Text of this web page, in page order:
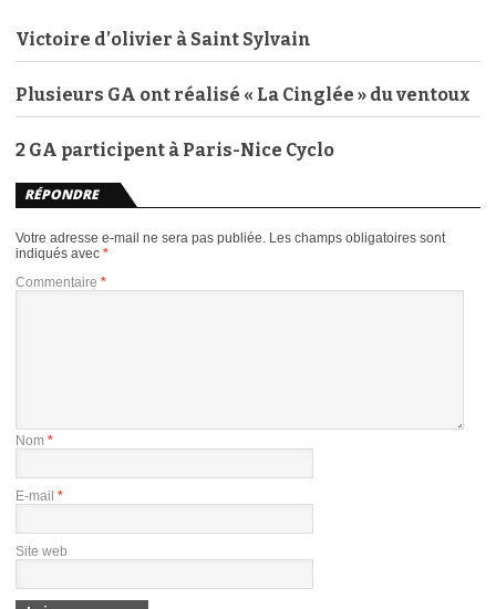
Victoire d’olivier à Saint Sylvain
Plusieurs GA ont réalisé « La Cinglée » du ventoux
2 GA participent à Paris-Nice Cyclo
RÉPONDRE
Votre adresse e-mail ne sera pas publiée. Les champs obligatoires sont
indiqués avec *
Commentaire *
Nom *
E-mail *
Site web